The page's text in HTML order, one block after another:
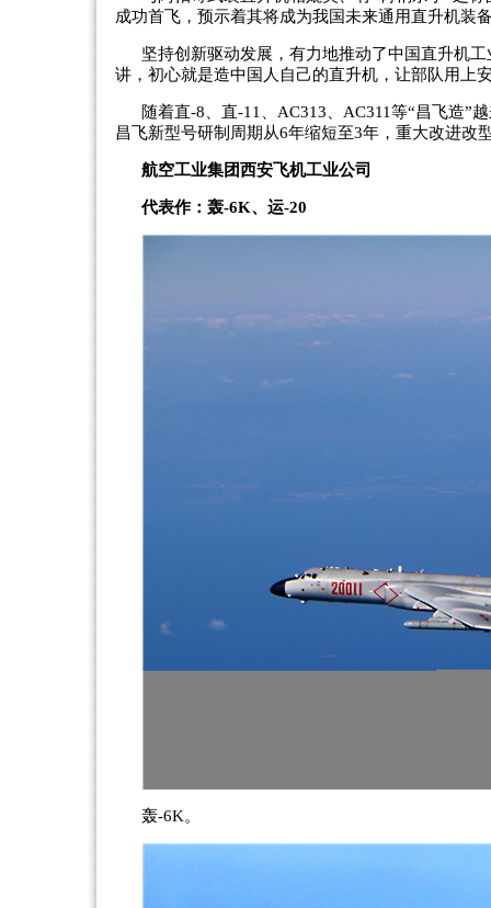
成功首飞，预示着其将成为我国未来通用直升机装
坚持创新驱动发展，有力地推动了中国直升机
讲，初心就是造中国人自己的直升机，让部队用上
随着直-8、直-11、AC313、AC311等“昌飞造”
昌飞新型号研制周期从6年缩短至3年，重大改进改
航空工业集团西安飞机工业公司
代表作：轰-6K、运-20
轰-6K。